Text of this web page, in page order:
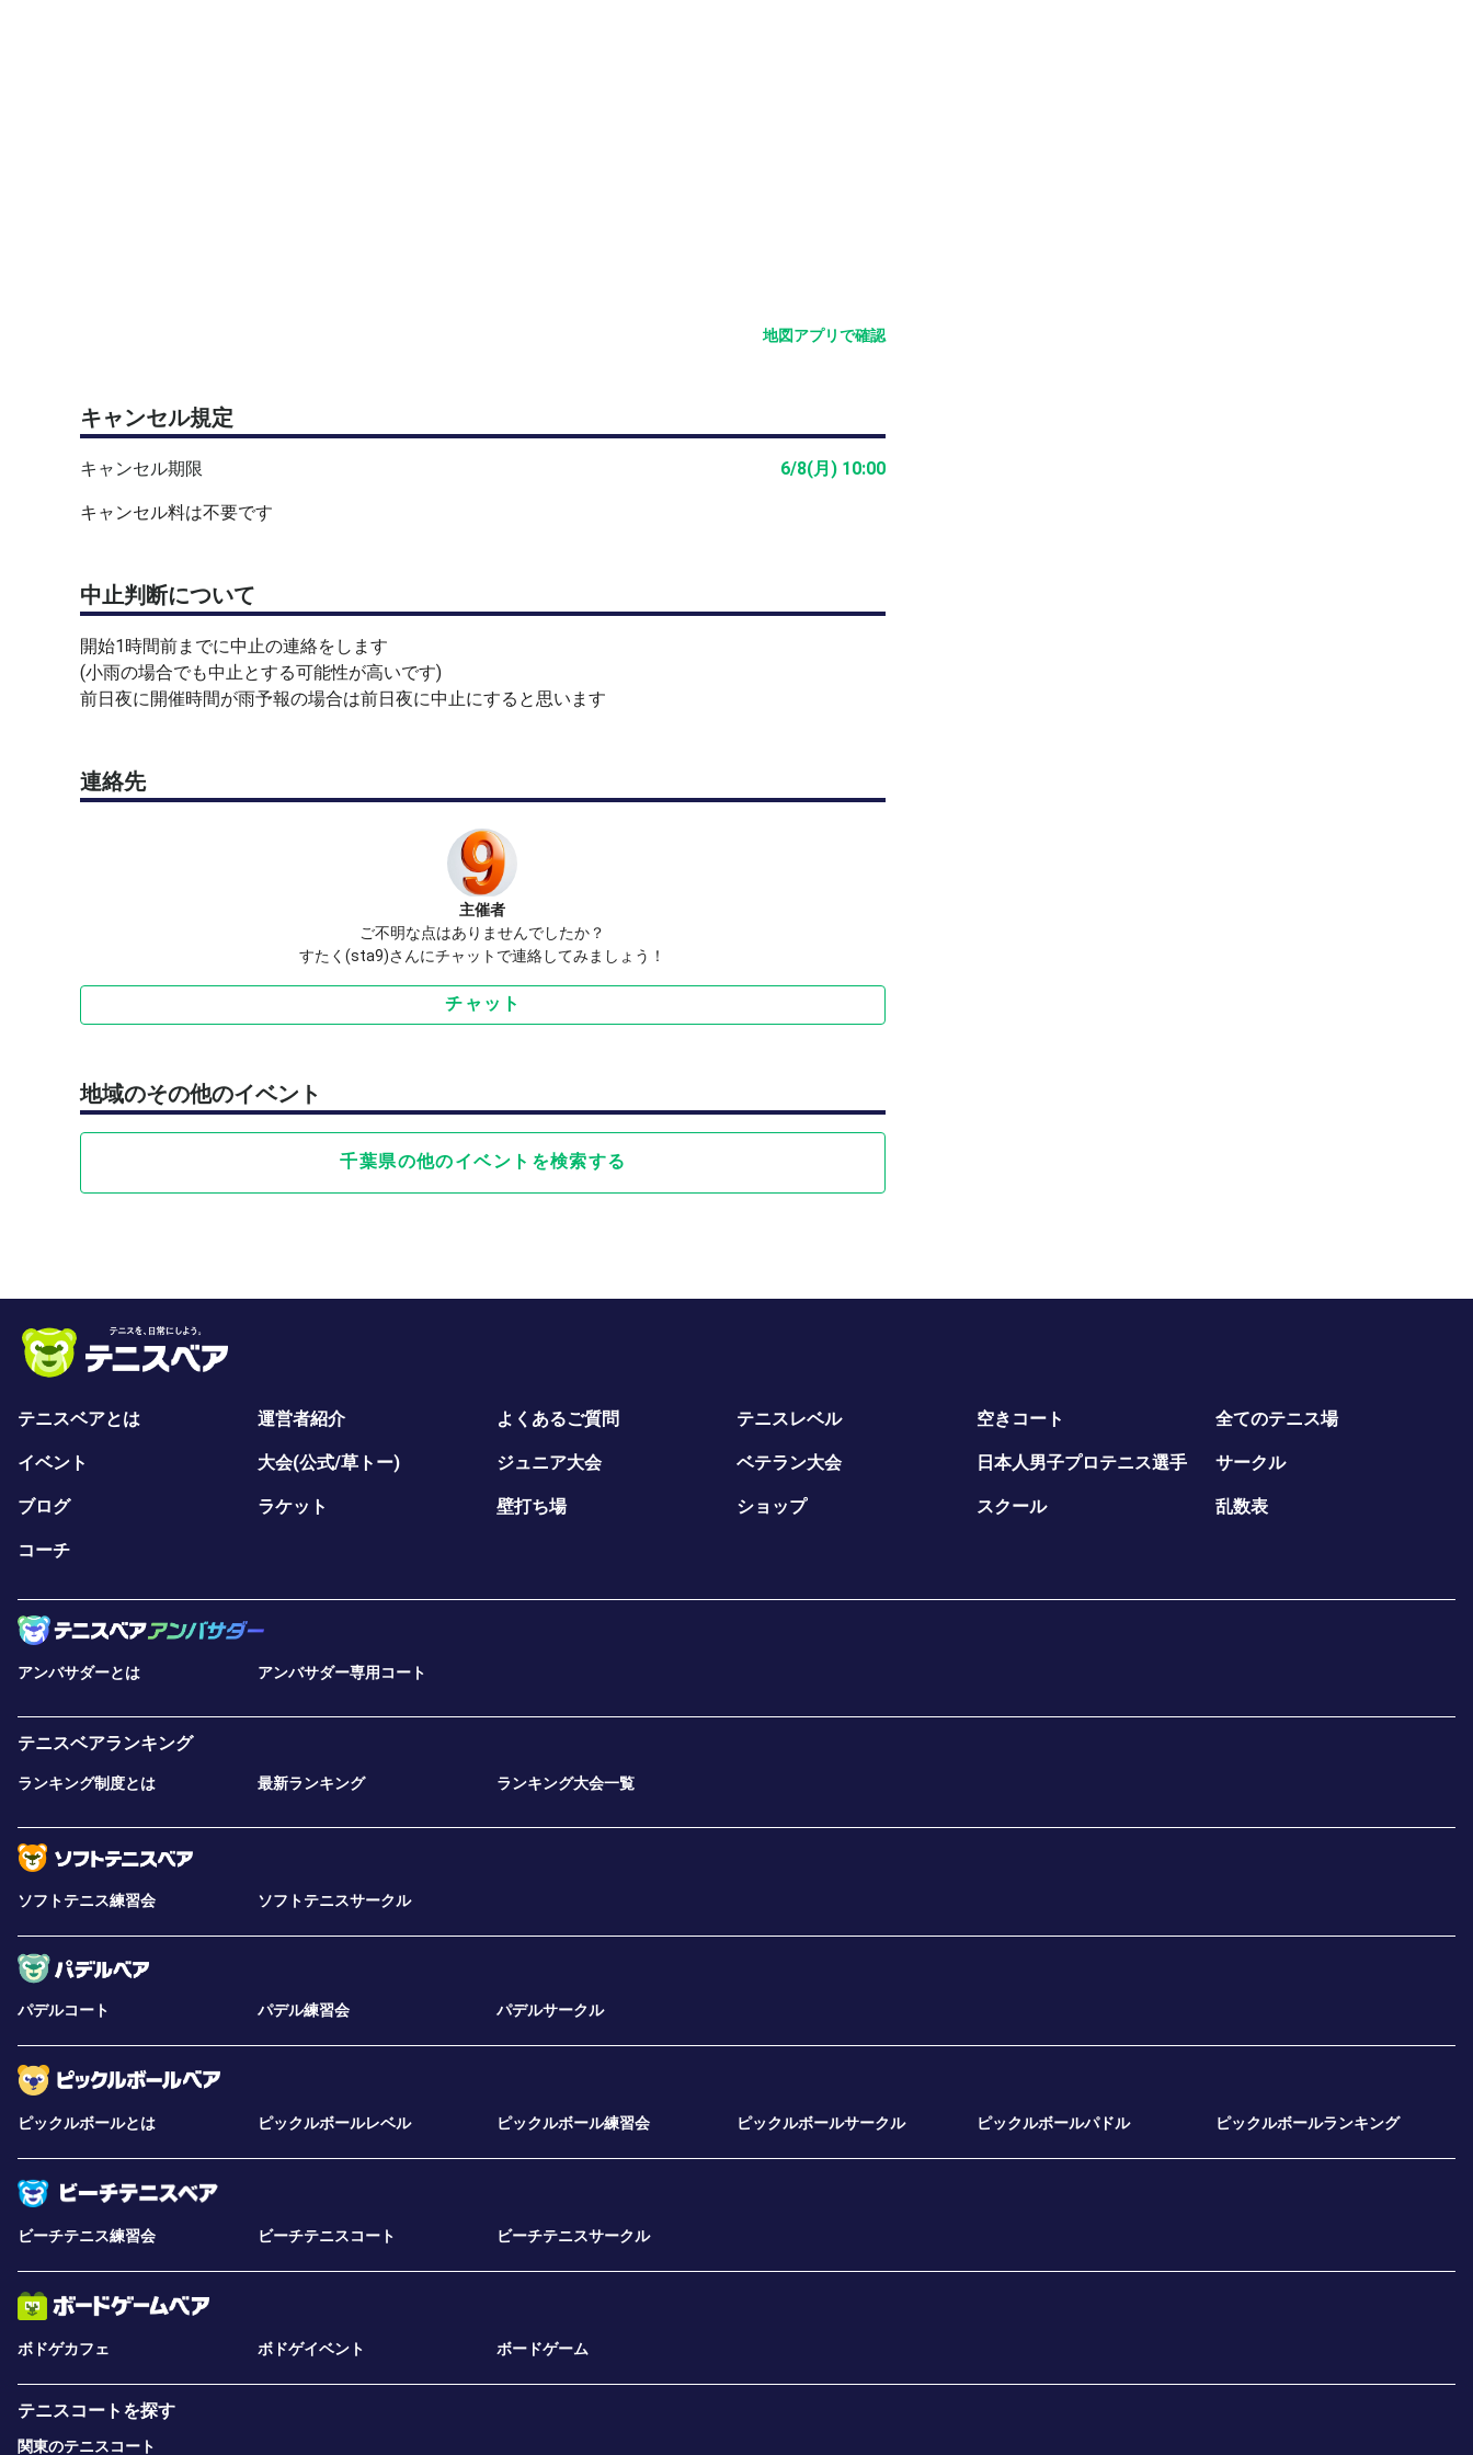
地図アプリで確認
キャンセル規定
キャンセル期限 6/8(月) 10:00
キャンセル料は不要です
中止判断について
開始1時間前までに中止の連絡をします
(小雨の場合でも中止とする可能性が高いです)
前日夜に開催時間が雨予報の場合は前日夜に中止にすると思います
連絡先
主催者
ご不明な点はありませんでしたか？
すたく(sta9)さんにチャットで連絡してみましょう！
チャット
地域のその他のイベント
千葉県の他のイベントを検索する
テニスベアとは 運営者紹介 よくあるご質問 テニスレベル 空きコート 全てのテニス場
イベント 大会(公式/草トー) ジュニア大会 ベテラン大会 日本人男子プロテニス選手 サークル
ブログ ラケット 壁打ち場 ショップ スクール 乱数表
コーチ
アンバサダーとは アンバサダー専用コート
テニスベアランキング
ランキング制度とは 最新ランキング ランキング大会一覧
ソフトテニス練習会 ソフトテニスサークル
パデルコート パデル練習会 パデルサークル
ピックルボールとは ピックルボールレベル ピックルボール練習会 ピックルボールサークル ピックルボールパドル ピックルボールランキング
ビーチテニス練習会 ビーチテニスコート ビーチテニスサークル
ボドゲカフェ ボドゲイベント ボードゲーム
テニスコートを探す
関東のテニスコート